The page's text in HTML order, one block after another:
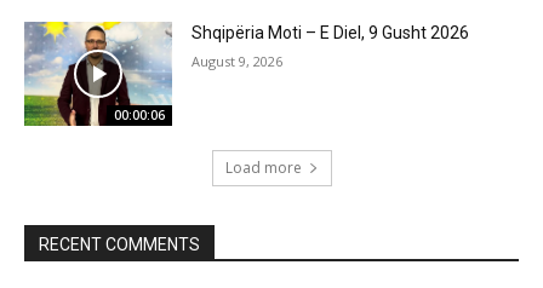
00:00:06
Shqipëria Moti – E Diel, 9 Gusht 2026
August 9, 2026
Load more
RECENT COMMENTS